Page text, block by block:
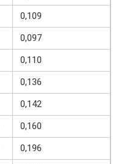
0,109
0,097
0,110
0,136
0,142
0,160
0,196